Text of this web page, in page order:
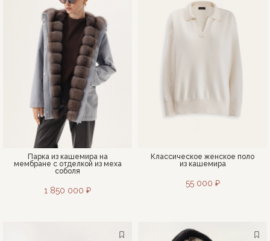
Парка из кашемира на
мембране с отделкой из меха
соболя
1 850 000 ₽
Классическое женское поло
из кашемира
55 000 ₽